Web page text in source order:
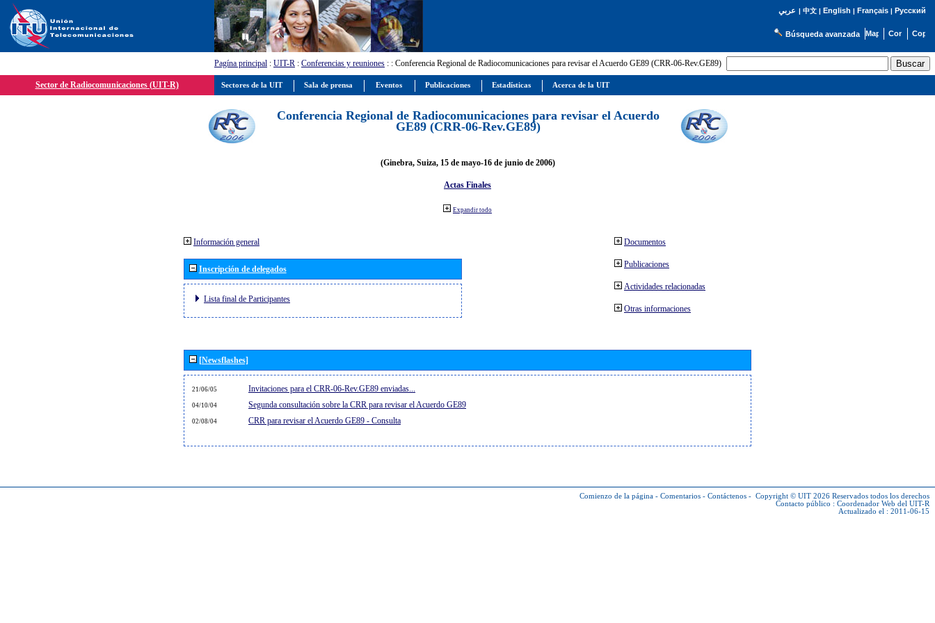
عربي | 中文| English | Français| Русский
Búsqueda avanzada
Pagína principal : UIT-R : Conferencias y reuniones : : Conferencia Regional de Radiocomunicaciones para revisar el Acuerdo GE89 (CRR-06-Rev.GE89)
Sector de Radiocomunicaciones (UIT-R)
Conferencia Regional de Radiocomunicaciones para revisar el Acuerdo
GE89 (CRR-06-Rev.GE89)
(Ginebra, Suiza, 15 de mayo-16 de junio de 2006)
Actas Finales
Expandir todo
Información general
Inscripción de delegados
Lista final de Participantes
Documentos
Publicaciones
Actividades relacionadas
Otras informaciones
[Newsflashes]
21/06/05 Invitaciones para el CRR-06-Rev.GE89 enviadas...
04/10/04 Segunda consultación sobre la CRR para revisar el Acuerdo GE89
02/08/04 CRR para revisar el Acuerdo GE89 - Consulta
Comienzo de la página - Comentarios - Contáctenos - Copyright © UIT 2026 Reservados todos los derechos
Contacto público : Coordenador Web del UIT-R
Actualizado el : 2011-06-15
Sectores de la UIT Sala de prensa Eventos Publicaciones Estadísticas Acerca de la UIT